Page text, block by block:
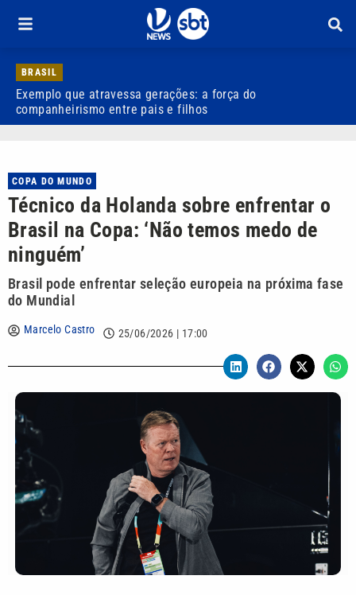
BRASIL
Exemplo que atravessa gerações: a força do
companheirismo entre pais e filhos
COPA DO MUNDO
Técnico da Holanda sobre enfrentar o
Brasil na Copa: ‘Não temos medo de
ninguém’
Brasil pode enfrentar seleção europeia na próxima fase
do Mundial
Marcelo Castro 25/06/2026 | 17:00